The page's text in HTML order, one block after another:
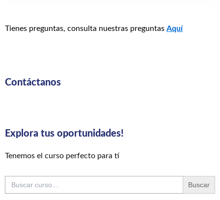
Tienes preguntas, consulta nuestras preguntas Aquí
Contáctanos
Explora tus oportunidades!
Tenemos el curso perfecto para tí
Buscar: